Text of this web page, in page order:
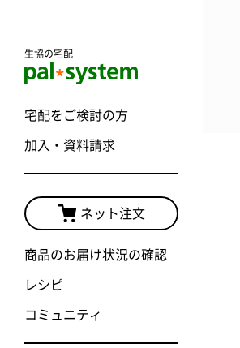
生協の宅配
宅配をご検討の方
加入・資料請求
ネット注文
商品のお届け状況の確認
レシピ
コミュニティ